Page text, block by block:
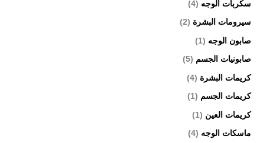
سكربات الوجه (4)
سيرومات البشرة (2)
صابون الوجه (1)
صابونيات الجسم (5)
كريمات البشرة (4)
كريمات الجسم (1)
كريمات العين (1)
ماسكات الوجه (4)